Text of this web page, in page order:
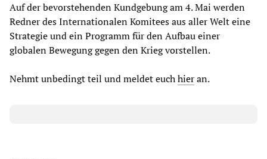
Auf der bevorstehenden Kundgebung am 4. Mai werden
Redner des Internationalen Komitees aus aller Welt eine
Strategie und ein Programm für den Aufbau einer
globalen Bewegung gegen den Krieg vorstellen.
Nehmt unbedingt teil und meldet euchhieran.